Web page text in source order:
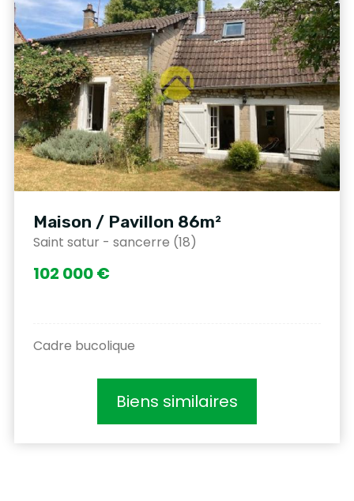
Maison / Pavillon 86m²
Saint satur - sancerre (18)
102 000 €
Cadre bucolique
Biens similaires